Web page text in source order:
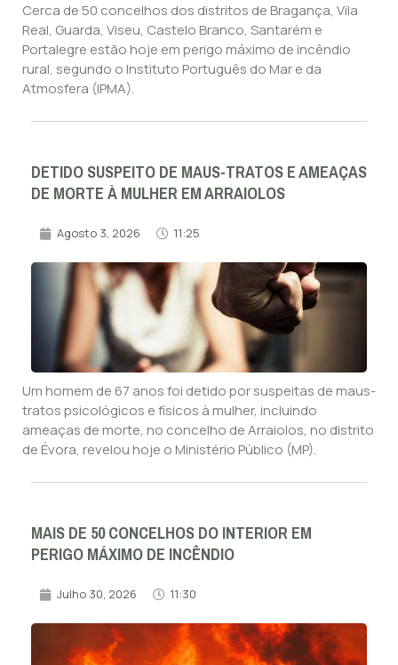
Cerca de 50 concelhos dos distritos de Bragança, Vila
Real, Guarda, Viseu, Castelo Branco, Santarém e
Portalegre estão hoje em perigo máximo de incêndio
rural, segundo o Instituto Português do Mar e da
Atmosfera (IPMA).
DETIDO SUSPEITO DE MAUS-TRATOS E AMEAÇAS
DE MORTE À MULHER EM ARRAIOLOS
Agosto 3, 2026 11:25
Um homem de 67 anos foi detido por suspeitas de maus-
tratos psicológicos e físicos à mulher, incluindo
ameaças de morte, no concelho de Arraiolos, no distrito
de Évora, revelou hoje o Ministério Público (MP).
MAIS DE 50 CONCELHOS DO INTERIOR EM
PERIGO MÁXIMO DE INCÊNDIO
Julho 30, 2026 11:30